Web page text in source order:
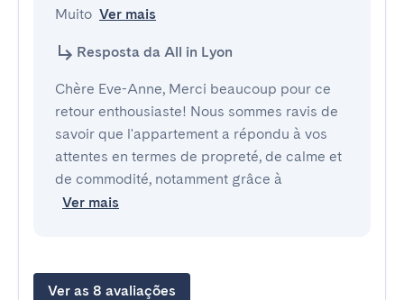
Muito Ver mais
Resposta da All in Lyon
Chère Eve-Anne, Merci beaucoup pour ce
retour enthousiaste! Nous sommes ravis de
savoir que l'appartement a répondu à vos
attentes en termes de propreté, de calme et
de commodité, notamment grâce à
Ver mais
Ver as 8 avaliações